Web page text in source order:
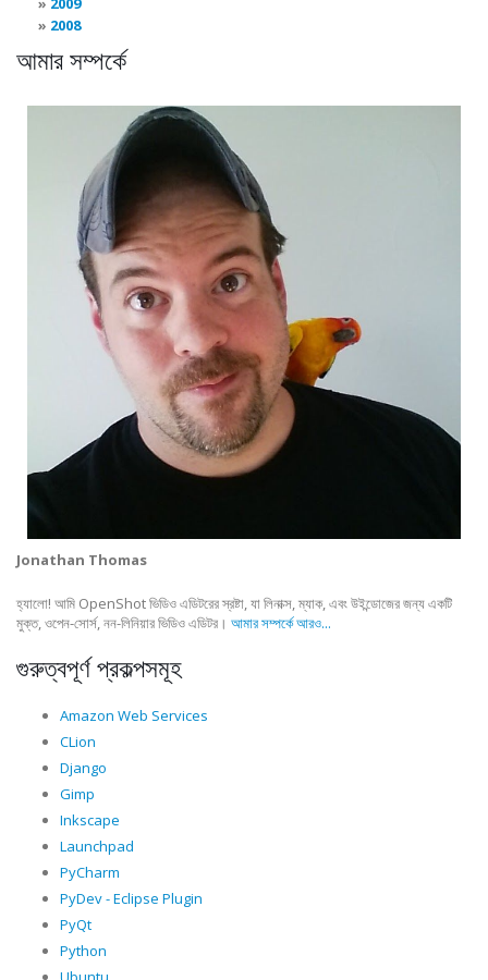
2008
আমার সম্পর্কে
Jonathan Thomas
হ্যালো! আমি OpenShot ভিডিও এডিটরের স্রষ্টা, যা লিনাক্স, ম্যাক, এবং উইন্ডোজের জন্য একটি
মুক্ত, ওপেন-সোর্স, নন-লিনিয়ার ভিডিও এডিটর। আমার সম্পর্কে আরও...
গুরুত্বপূর্ণ প্রকল্পসমূহ
Amazon Web Services
CLion
Django
Gimp
Inkscape
Launchpad
PyCharm
PyDev - Eclipse Plugin
PyQt
Python